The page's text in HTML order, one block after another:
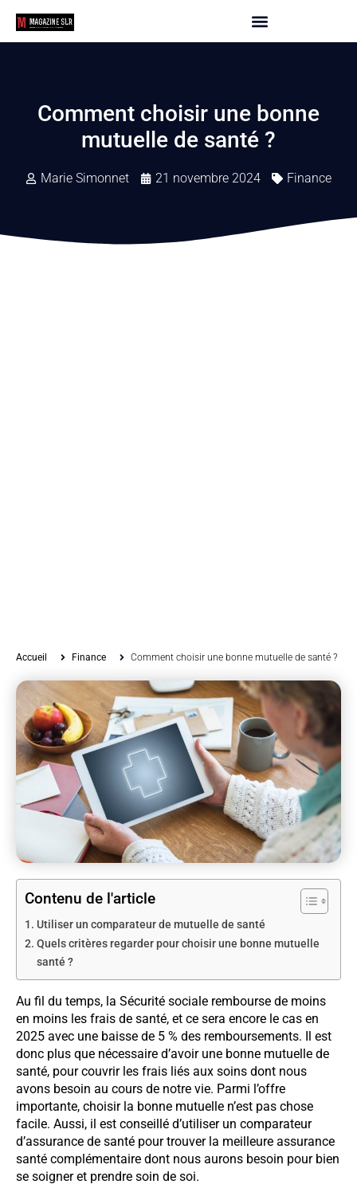
Comment choisir une bonne
mutuelle de santé ?
Marie Simonnet 21 novembre 2024 Finance
Accueil Finance Comment choisir une bonne mutuelle de santé ?
Contenu de l'article
Utiliser un comparateur de mutuelle de santé
Quels critères regarder pour choisir une bonne mutuelle
santé ?
Au fil du temps, la Sécurité sociale rembourse de moins
en moins les frais de santé, et ce sera encore le cas en
2025 avec une baisse de 5 % des remboursements. Il est
donc plus que nécessaire d’avoir une bonne mutuelle de
santé, pour couvrir les frais liés aux soins dont nous
avons besoin au cours de notre vie. Parmi l’offre
importante, choisir la bonne mutuelle n’est pas chose
facile. Aussi, il est conseillé d’utiliser un comparateur
d’assurance de santé pour trouver la meilleure assurance
santé complémentaire dont nous aurons besoin pour bien
se soigner et prendre soin de soi.